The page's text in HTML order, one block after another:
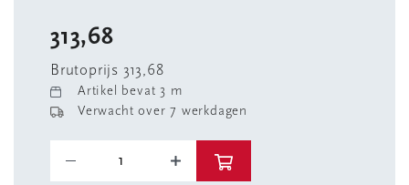
313,68
Brutoprijs 313,68
Artikel bevat 3 m
Verwacht over 7 werkdagen